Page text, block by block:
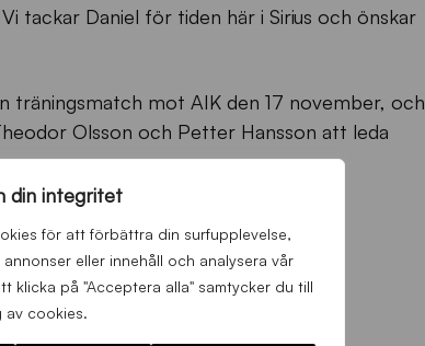
din integritet
för att förbättra din surfupplevelse,
eller innehåll och analysera vår
klicka på "Acceptera alla" samtycker du till
av cookies.
tackar Daniel för tiden här i Sirius och önskar
träningsmatch mot AIK den 17 november, och
Olsson och Petter Hansson att leda